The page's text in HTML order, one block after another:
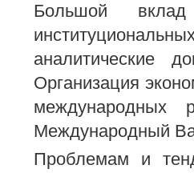
Большой
аналитические
Организация
международных
Международный
Проблемам и